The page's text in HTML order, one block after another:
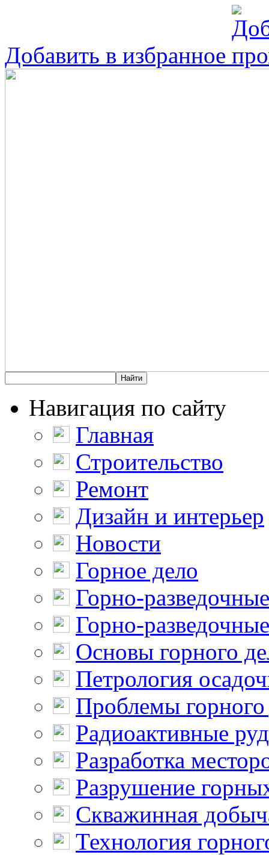
Добавить в избранное
Навигация по сайту
Главная
Строительство
Ремонт
Дизайн и интерьер
Новости
Горное дело
Горно-
Горно-
Основы горного
Петрология
Проблемы горного
Радиоактивные
Разработка
Разрушение
Скважинная
Технология